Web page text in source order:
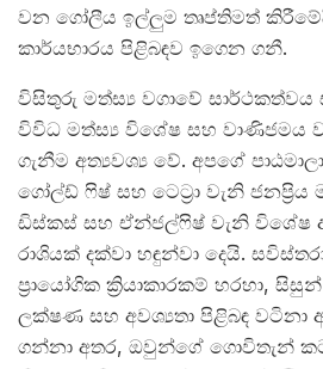
වන ගෝලීය ඉල්ලුම තෘප්තිමත්
කාර්යභාරය පිළිබඳව ඉගෙන ගනී.
විසිතුරු මත්ස්‍ය වගාවේ සාර්ථකත්වය
විවිධ මත්ස්‍ය විශේෂ සහ වාණිජමය
ගැනීම අත්‍යවශ්‍ය වේ. අපගේ
ගෝල්ඩ් ෆිෂ් සහ ටෙට්‍රා වැනි
ඩිස්කස් සහ ඒන්ජල්ෆිෂ් වැනි විශේෂ
රාශියක් දක්වා හඳුන්වා දෙයි.
ප්‍රායෝගික ක්‍රියාකාරකම් හරහා,
ලක්ෂණ සහ අවශ්‍යතා පිළිබඳ වටිනා
ගන්නා අතර, ඔවුන්ගේ ගොවිතැන්